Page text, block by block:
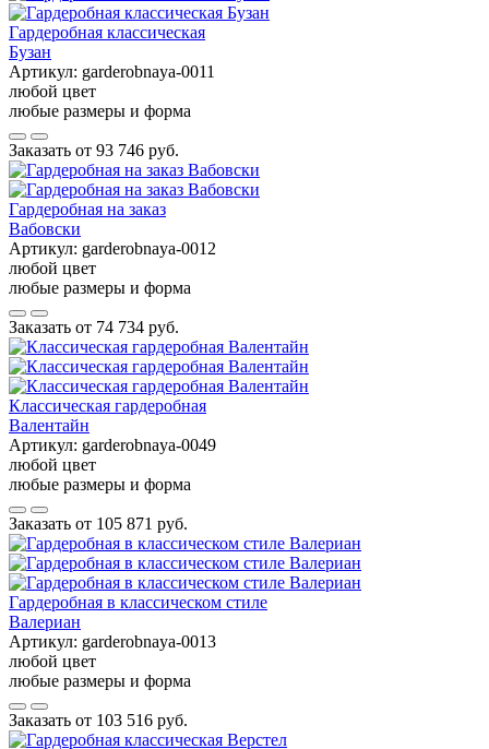
Гардеробная классическая
Бузан
Артикул: garderobnaya-0011
любой цвет
любые размеры и форма
Заказать от 93 746 руб.
Гардеробная на заказ
Вабовски
Артикул: garderobnaya-0012
любой цвет
любые размеры и форма
Заказать от 74 734 руб.
Классическая гардеробная
Валентайн
Артикул: garderobnaya-0049
любой цвет
любые размеры и форма
Заказать от 105 871 руб.
Гардеробная в классическом стиле
Валериан
Артикул: garderobnaya-0013
любой цвет
любые размеры и форма
Заказать от 103 516 руб.